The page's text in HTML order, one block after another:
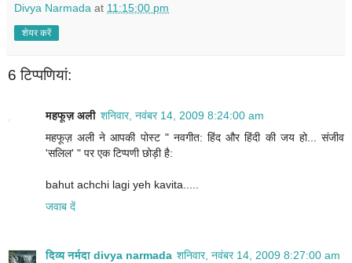
Divya Narmada at 11:15:00 pm
शेयर करें
6 टिप्‍पणियां:
महफूज़ अली शनिवार, नवंबर 14, 2009 8:24:00 am
महफूज़ अली ने आपकी पोस्ट " नवगीत: हिंद और हिंदी की जय हो... संजीव
'सलिल' " पर एक टिप्पणी छोड़ी है:
bahut achchi lagi yeh kavita.....
जवाब दें
दिव्य नर्मदा divya narmada शनिवार, नवंबर 14, 2009 8:27:00 am